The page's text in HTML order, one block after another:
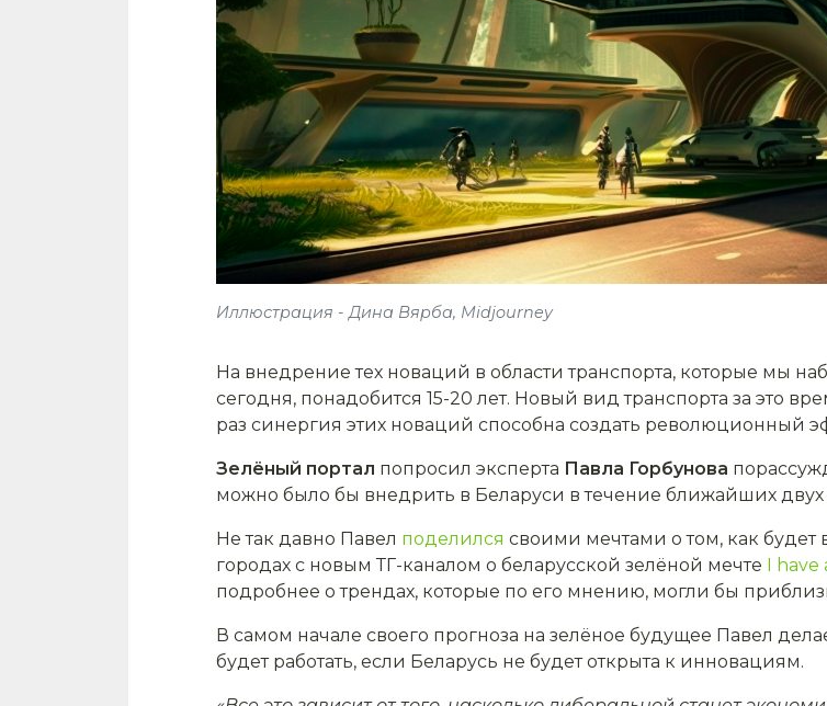
Иллюстрация - Дина Вярба, Midjourney
На внедрение тех новаций в области транспорта, которые мы
сегодня, понадобится 15-20 лет. Новый вид транспорта за это
раз синергия этих новаций способна создать революционный
Зелёный портал попросил эксперта Павла Горбунова
можно было бы внедрить в Беларуси в течение ближайших двух
Не так давно Павел поделился своими мечтами о том, как
городах с новым ТГ-каналом о беларусской зелёной мечте
I
подробнее о трендах, которые по его мнению, могли бы
В самом начале своего прогноза на зелёное будущее Павел
будет работать, если Беларусь не будет открыта к инновациям.